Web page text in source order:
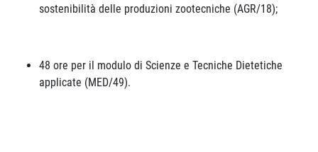
sostenibilità delle produzioni zootecniche (AGR/18);
48 ore per il modulo di Scienze e Tecniche Dietetiche
applicate (MED/49).